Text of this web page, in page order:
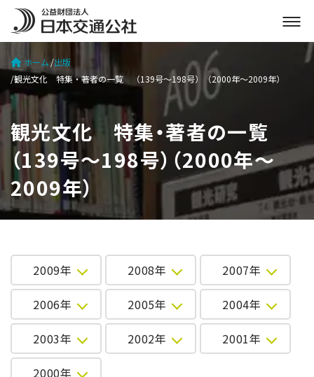
メ
ニ
ホーム 出版
観光文化 特集・著者の一覧 （139号～198号）（2000年～2009年）
観光文化 特集・著者の一覧
（139号～198号）（2000年～
2009年）
2009年 2008年 2007年
2006年 2005年 2004年
2003年 2002年 2001年
2000年